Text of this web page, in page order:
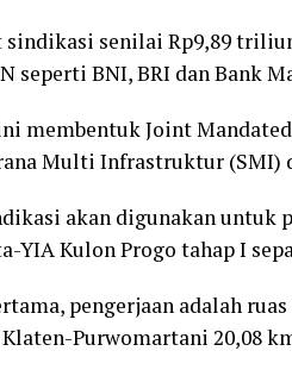
senilai Rp9,89
seperti BNI, BRI dan Bank
membentuk Joint
Multi Infrastruktur (SMI)
akan digunakan untuk
YIA Kulon Progo tahap I
pengerjaan adalah
Purwomartani 20,08